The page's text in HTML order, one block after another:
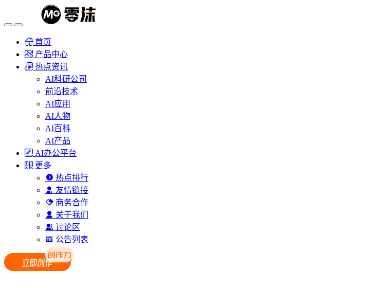
首页
产品中心
热点资讯
AI科研公司
前沿技术
AI应用
AI人物
AI百科
AI产品
AI办公平台
更多
热点排行
友情链接
商务合作
关于我们
讨论区
公告列表